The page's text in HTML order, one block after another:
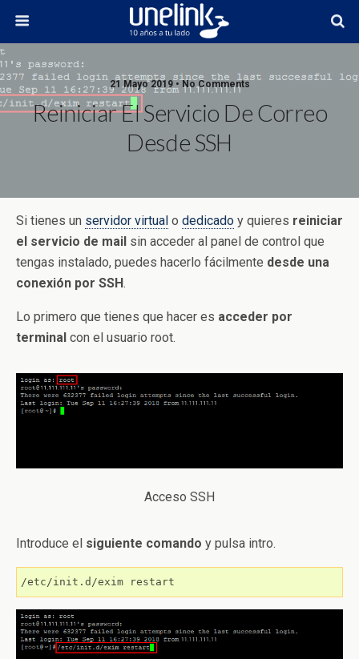
21 Mayo 2019 • No Comments
Reiniciar El Servicio De Correo
Desde SSH
Si tienes un servidor virtual o dedicado y quieres reiniciar
el servicio de mail sin acceder al panel de control que
tengas instalado, puedes hacerlo fácilmente desde una
conexión por SSH.
Lo primero que tienes que hacer es acceder por
terminal con el usuario root.
Acceso SSH
Introduce el siguiente comando y pulsa intro.
/etc/init.d/exim restart